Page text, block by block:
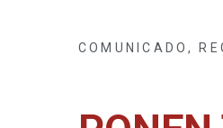
COMUNICADO ,